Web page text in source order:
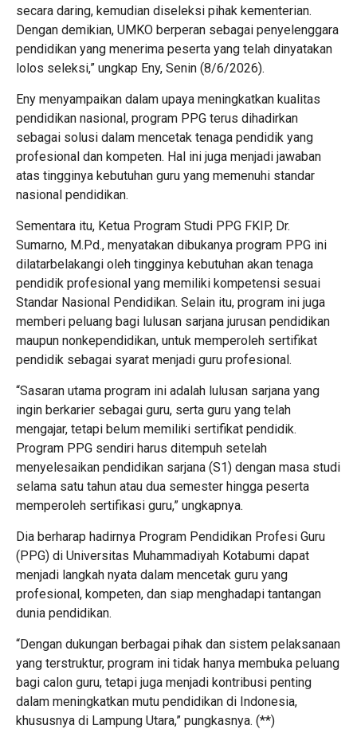
secara daring, kemudian diseleksi pihak kementerian.
Dengan demikian, UMKO berperan sebagai penyelenggara
pendidikan yang menerima peserta yang telah dinyatakan
lolos seleksi,” ungkap Eny, Senin (8/6/2026).
Eny menyampaikan dalam upaya meningkatkan kualitas
pendidikan nasional, program PPG terus dihadirkan
sebagai solusi dalam mencetak tenaga pendidik yang
profesional dan kompeten. Hal ini juga menjadi jawaban
atas tingginya kebutuhan guru yang memenuhi standar
nasional pendidikan.
Sementara itu, Ketua Program Studi PPG FKIP, Dr.
Sumarno, M.Pd., menyatakan dibukanya program PPG ini
dilatarbelakangi oleh tingginya kebutuhan akan tenaga
pendidik profesional yang memiliki kompetensi sesuai
Standar Nasional Pendidikan. Selain itu, program ini juga
memberi peluang bagi lulusan sarjana jurusan pendidikan
maupun nonkependidikan, untuk memperoleh sertifikat
pendidik sebagai syarat menjadi guru profesional.
“Sasaran utama program ini adalah lulusan sarjana yang
ingin berkarier sebagai guru, serta guru yang telah
mengajar, tetapi belum memiliki sertifikat pendidik.
Program PPG sendiri harus ditempuh setelah
menyelesaikan pendidikan sarjana (S1) dengan masa studi
selama satu tahun atau dua semester hingga peserta
memperoleh sertifikasi guru,” ungkapnya.
Dia berharap hadirnya Program Pendidikan Profesi Guru
(PPG) di Universitas Muhammadiyah Kotabumi dapat
menjadi langkah nyata dalam mencetak guru yang
profesional, kompeten, dan siap menghadapi tantangan
dunia pendidikan.
“Dengan dukungan berbagai pihak dan sistem pelaksanaan
yang terstruktur, program ini tidak hanya membuka peluang
bagi calon guru, tetapi juga menjadi kontribusi penting
dalam meningkatkan mutu pendidikan di Indonesia,
khususnya di Lampung Utara,” pungkasnya. (**)